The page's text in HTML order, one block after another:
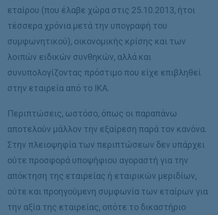
εταίρου (που έλαβε χώρα στις 25.10.2013, ήτοι
τέσσερα χρόνια μετά την υπογραφή του
συμφωνητικού), οικονομικής κρίσης και των
λοιπών ειδικών συνθηκών, αλλά και
συνυπολογίζοντας πρόστιμο που είχε επιβληθεί
στην εταιρεία από το ΙΚΑ.
Περιπτώσεις, ωστόσο, όπως οι παραπάνω
αποτελούν μάλλον την εξαίρεση παρά τον κανόνα.
Στην πλειοψηφία των περιπτώσεων δεν υπάρχει
ούτε προσφορά υποψήφιου αγοραστή για την
απόκτηση της εταιρείας ή εταιρικών μεριδίων,
ούτε και προηγούμενη συμφωνία των εταίρων για
την αξία της εταιρείας, οπότε το δικαστήριο